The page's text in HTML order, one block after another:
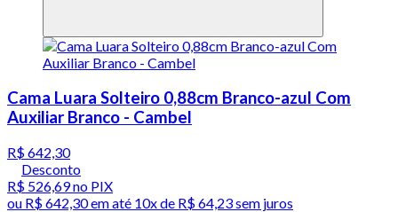
Cama Luara Solteiro 0,88cm Branco-azul Com
Auxiliar Branco - Cambel
R$ 642,30
Desconto
R$ 526,69no PIX
ou R$ 642,30em até 10x de R$ 64,23 sem juros